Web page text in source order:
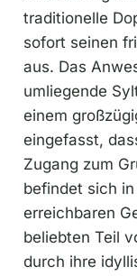
traditionelle
sofort seinen
aus. Das
umliegende
einem
eingefasst,
Zugang zum
befindet sich
erreichbaren
beliebten Teil
durch ihre